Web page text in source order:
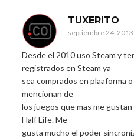
TUXERITO
septiembre 24, 2013
Desde el 2010 uso Steam y
registrados en Steam ya
sea comprados en plaaforma
mencionan de
los juegos que mas me
Half Life. Me
gusta mucho el poder